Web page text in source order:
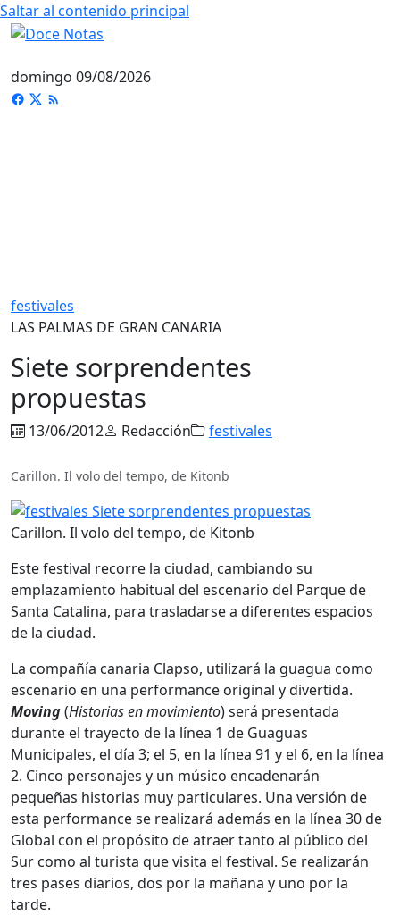
Saltar al contenido principal
domingo 09/08/2026
festivales
LAS PALMAS DE GRAN CANARIA
Siete sorprendentes
propuestas
13/06/2012 Redacción festivales
Carillon. Il volo del tempo, de Kitonb
Carillon. Il volo del tempo, de Kitonb
Este festival recorre la ciudad, cambiando su
emplazamiento habitual del escenario del Parque de
Santa Catalina, para trasladarse a diferentes espacios
de la ciudad.
La compañía canaria Clapso, utilizará la guagua como
escenario en una performance original y divertida.
Moving(Historias en movimiento) será presentada
durante el trayecto de la línea 1 de Guaguas
Municipales, el día 3; el 5, en la línea 91 y el 6, en la línea
2. Cinco personajes y un músico encadenarán
pequeñas historias muy particulares. Una versión de
esta performance se realizará además en la línea 30 de
Global con el propósito de atraer tanto al público del
Sur como al turista que visita el festival. Se realizarán
tres pases diarios, dos por la mañana y uno por la
tarde.